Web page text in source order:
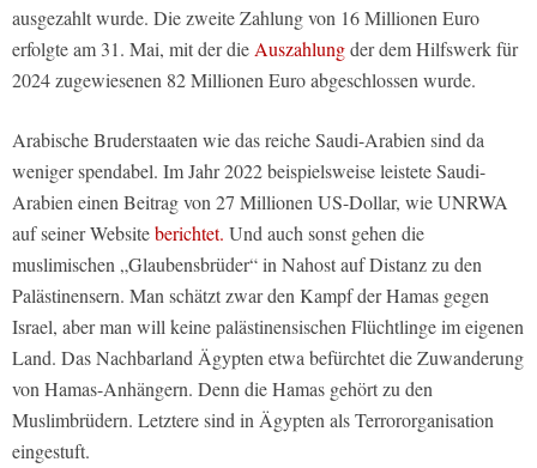
ausgezahlt wurde. Die zweite Zahlung von 16 Millionen Euro
erfolgte am 31. Mai, mit der die Auszahlungder dem Hilfswerk für
2024 zugewiesenen 82 Millionen Euro abgeschlossen wurde.
Arabische Bruderstaaten wie das reiche Saudi-Arabien sind da
weniger spendabel. Im Jahr 2022 beispielsweise leistete Saudi-
Arabien einen Beitrag von 27 Millionen US-Dollar, wie UNRWA
auf seiner Websiteberichtet. Und auch sonst gehen die
muslimischen „Glaubensbrüder“ in Nahost auf Distanz zu den
Palästinensern. Man schätzt zwar den Kampf der Hamas gegen
Israel, aber man will keine palästinensischen Flüchtlinge im eigenen
Land. Das Nachbarland Ägypten etwa befürchtet die Zuwanderung
von Hamas-Anhängern. Denn die Hamas gehört zu den
Muslimbrüdern. Letztere sind in Ägypten als Terrororganisation
eingestuft.